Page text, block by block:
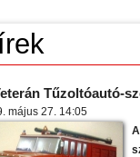
Tűzoltóautó-
május 27. 14:05